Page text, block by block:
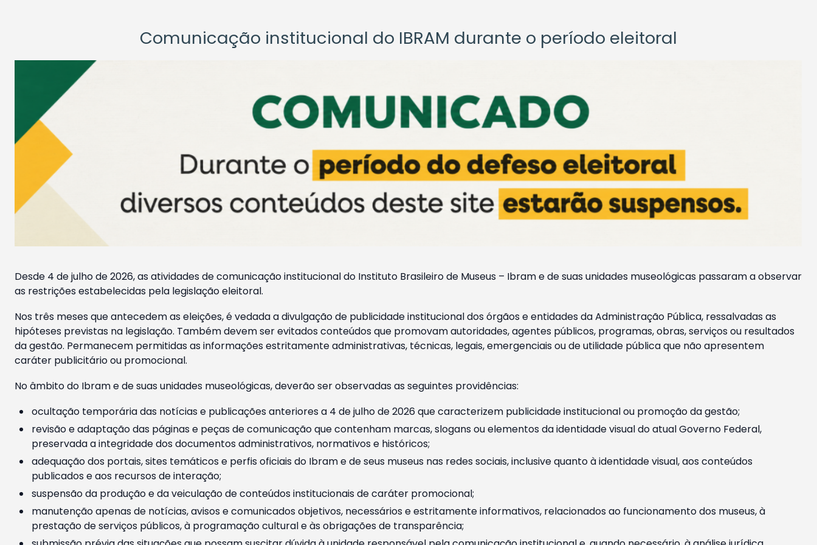
Comunicação institucional do IBRAM durante o período eleitoral
Desde 4 de julho de 2026, as atividades de comunicação institucional do Instituto Brasileiro de Museus – Ibram e de suas unidades museológicas passaram a observar
as restrições estabelecidas pela legislação eleitoral.
Nos três meses que antecedem as eleições, é vedada a divulgação de publicidade institucional dos órgãos e entidades da Administração Pública, ressalvadas as
hipóteses previstas na legislação. Também devem ser evitados conteúdos que promovam autoridades, agentes públicos, programas, obras, serviços ou resultados
da gestão. Permanecem permitidas as informações estritamente administrativas, técnicas, legais, emergenciais ou de utilidade pública que não apresentem
caráter publicitário ou promocional.
No âmbito do Ibram e de suas unidades museológicas, deverão ser observadas as seguintes providências:
ocultação temporária das notícias e publicações anteriores a 4 de julho de 2026 que caracterizem publicidade institucional ou promoção da gestão;
revisão e adaptação das páginas e peças de comunicação que contenham marcas, slogans ou elementos da identidade visual do atual Governo Federal,
preservada a integridade dos documentos administrativos, normativos e históricos;
adequação dos portais, sites temáticos e perfis oficiais do Ibram e de seus museus nas redes sociais, inclusive quanto à identidade visual, aos conteúdos
publicados e aos recursos de interação;
suspensão da produção e da veiculação de conteúdos institucionais de caráter promocional;
manutenção apenas de notícias, avisos e comunicados objetivos, necessários e estritamente informativos, relacionados ao funcionamento dos museus, à
prestação de serviços públicos, à programação cultural e às obrigações de transparência;